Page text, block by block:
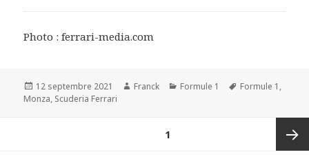
Photo : ferrari-media.com
Publié
le
12 septembre 2021 Auteur
Franck Catégories
Formule 1
Mots-
Formule 1 ,
Monza, Scuderia Ferrari
1